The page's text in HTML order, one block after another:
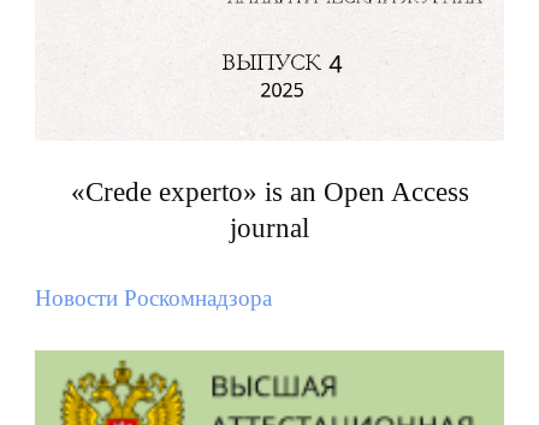
«Crede experto» is an Open Access
journal
Новости Роскомнадзора